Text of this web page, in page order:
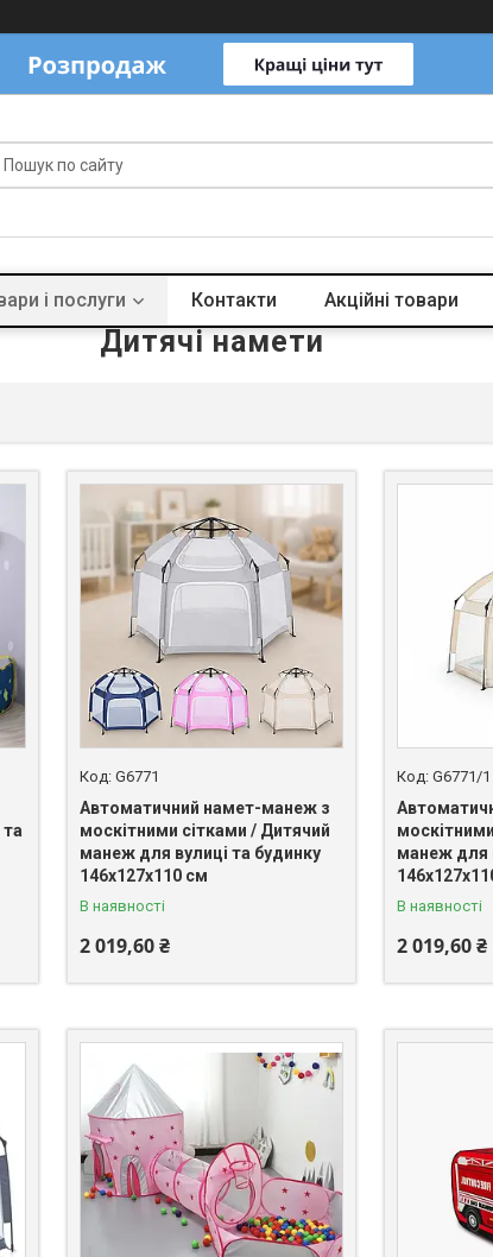
і послуги Контакти Акційні товари
Дитячі намети
G6771
Автоматичний намет-манеж з
москітними сітками / Дитячий
манеж для вулиці та будинку
146х127х110 см
В наявності
2 019,60 ₴
G6771/1
манеж для
В наявності
2 019,60 ₴